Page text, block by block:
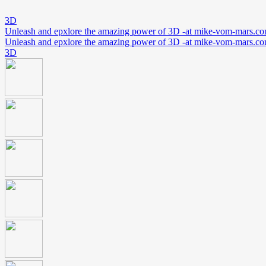
3D
Unleash and epxlore the amazing power of 3D -at mike-vom-
Unleash and epxlore the amazing power of 3D -at mike-vom-
3D